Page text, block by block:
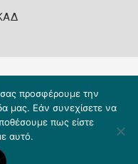
προσφέρουμε την
μας. Εάν συνεχίσετε να
πως είστε
αυτό.
A.E.